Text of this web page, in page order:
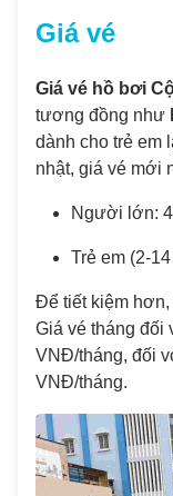
Giá vé
Giá vé hồ bơi
tương đồng như
dành cho trẻ em
nhật, giá vé mới
Người lớn:
Trẻ em (2-
Để tiết kiệm hơn,
Giá vé tháng
VNĐ/tháng, đối
VNĐ/tháng.